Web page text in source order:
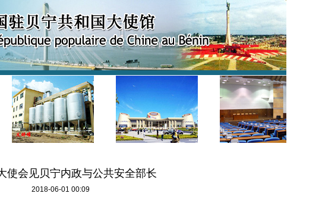
使会见贝宁内政与公共安全部长
2018-06-01 00:09